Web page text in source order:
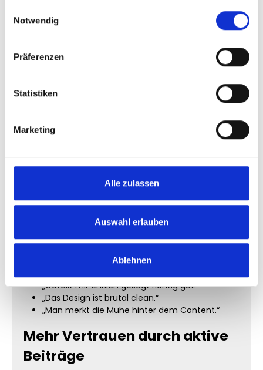
Notwendig
Präferenzen
Statistiken
Marketing
Alle zulassen
Auswahl erlauben
Ablehnen
individuelle Texte oft sinnvoller.
Kontrolle darüber, wie dein Beitrag wahrgenommen
wird.
Dadurch lassen sich Kommentare perfekt anpassen
– zum Beispiel für:
Gewinnspiele
Launches
Unternehmensprofile
Beispiele für natürlich wirkende
Kommentare
„Mega Reel geworden.“
„Gefällt mir ehrlich gesagt richtig gut.“
„Das Design ist brutal clean.“
„Man merkt die Mühe hinter dem Content.“
Mehr Vertrauen durch aktive
Beiträge